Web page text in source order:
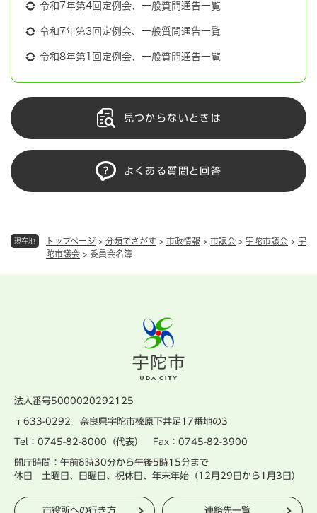
現在地 トップページ > 分類でさがす > 市政情報 > 市議会 > 宇陀市議会 > 宇
陀市議会 > 委員会名簿
令和7年第4回定例会、一般質問通告一覧
令和7年第3回定例会、一般質問通告一覧
令和8年第1回定例会、一般質問通告一覧
見つからないときは
よくある質問と回答
法人番号5000020292125
〒633-0292 奈良県宇陀市榛原下井足17番地の3
Tel：0745-82-8000（代表） Fax：0745-82-3900
開庁時間：午前8時30分から午後5時15分まで
休日 土曜日、日曜日、祝休日、年末年始（12月29日から1月3日）
市役所への行き方 連絡先一覧